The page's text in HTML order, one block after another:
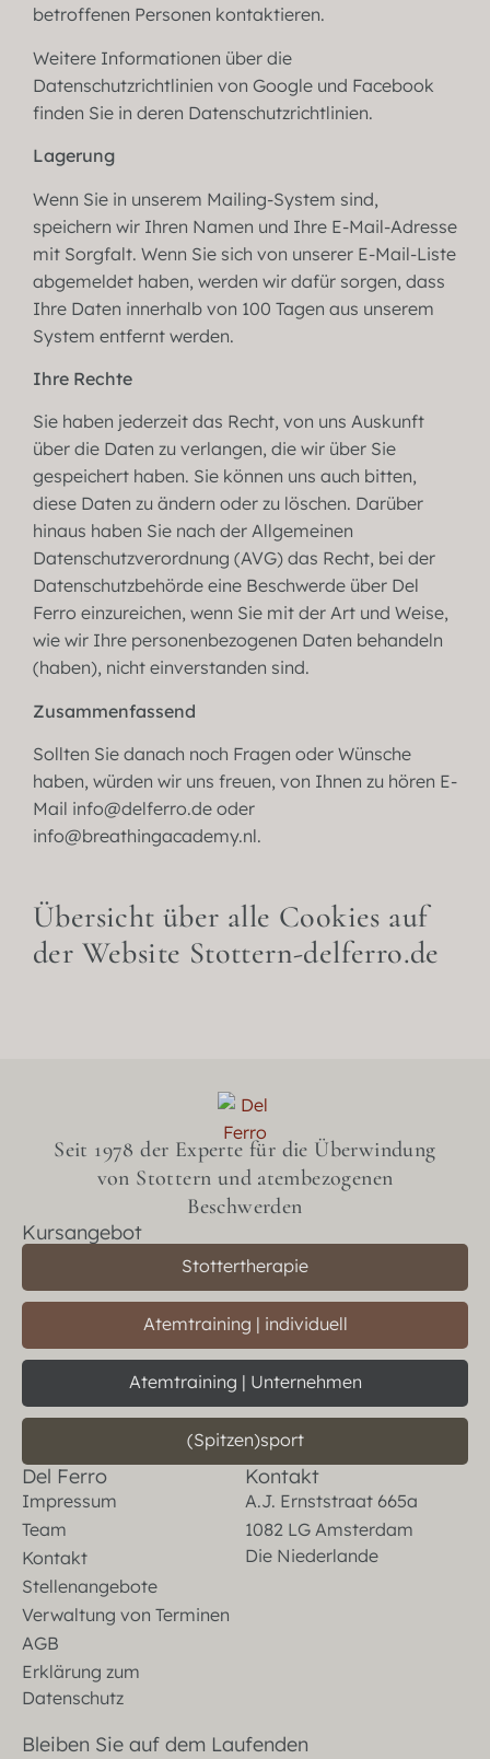
betroffenen Personen kontaktieren.
Weitere Informationen über die
Datenschutzrichtlinien von Google und Facebook
finden Sie in deren Datenschutzrichtlinien.
Lagerung
Wenn Sie in unserem Mailing-System sind,
speichern wir Ihren Namen und Ihre E-Mail-Adresse
mit Sorgfalt. Wenn Sie sich von unserer E-Mail-Liste
abgemeldet haben, werden wir dafür sorgen, dass
Ihre Daten innerhalb von 100 Tagen aus unserem
System entfernt werden.
Ihre Rechte
Sie haben jederzeit das Recht, von uns Auskunft
über die Daten zu verlangen, die wir über Sie
gespeichert haben. Sie können uns auch bitten,
diese Daten zu ändern oder zu löschen. Darüber
hinaus haben Sie nach der Allgemeinen
Datenschutzverordnung (AVG) das Recht, bei der
Datenschutzbehörde eine Beschwerde über Del
Ferro einzureichen, wenn Sie mit der Art und Weise,
wie wir Ihre personenbezogenen Daten behandeln
(haben), nicht einverstanden sind.
Zusammenfassend
Sollten Sie danach noch Fragen oder Wünsche
haben, würden wir uns freuen, von Ihnen zu hören E-
Mail info@delferro.de oder
info@breathingacademy.nl.
Übersicht über alle Cookies auf
der Website Stottern-delferro.de
Seit 1978 der Experte für die Überwindung
von Stottern und atembezogenen
Beschwerden
Kursangebot
Stottertherapie
Atemtraining | individuell
Atemtraining | Unternehmen
(Spitzen)sport
Del Ferro
Impressum
Team
Kontakt
Stellenangebote
Verwaltung von Terminen
AGB
Erklärung zum
Datenschutz
Kontakt
A.J. Ernststraat 665a
1082 LG Amsterdam
Die Niederlande
Bleiben Sie auf dem Laufenden